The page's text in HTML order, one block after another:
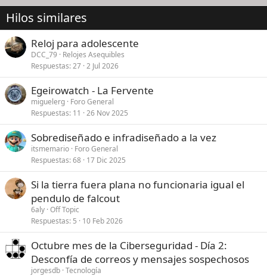
Hilos similares
Reloj para adolescente
DCC_79
Relojes Asequibles
Respuestas 27 2 Jul 2026
Egeirowatch - La Fervente
miguelerg Foro General
Respuestas 11 26 Nov 2025
Sobrediseñado e infradiseñado a la vez
itsmemario Foro General
Respuestas 68 17 Dic 2025
Si la tierra fuera plana no funcionaria igual el
pendulo de falcout
6aly Off Topic
Respuestas 5 10 Feb 2026
Octubre mes de la Ciberseguridad - Día 2:
Desconfía de correos y mensajes sospechosos
jorgesdb Tecnología